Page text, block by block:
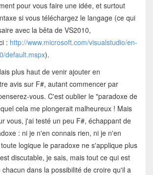
pour vous faire une idée, et surtout
si vous téléchargez le langage (ce qui
avec la bêta de VS2010,
: http://www.microsoft.com/visualstudio/en-
default.mspx).
plus haut de venir ajouter en
avis sur F#, autant commencer par
vous. C'est oublier le "paradoxe de
cela me plongerait malheureux ! Mais
vous, j'ai testé un peu F#, échappant de
: ni je n'en connais rien, ni je n'en
logique le paradoxe ne s'applique plus
discutable, je sais, mais tout ce qui est
dans la possibilité de croire qu'il a